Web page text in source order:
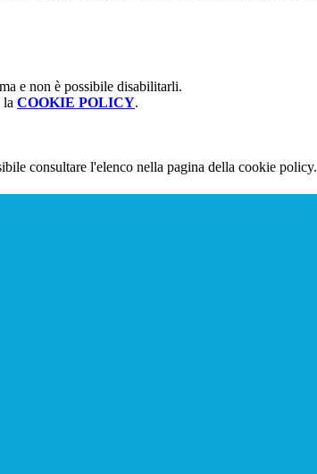
e non è possibile disabilitarli.
la COOKIE POLICY.
consultare l'elenco nella pagina della cookie policy.